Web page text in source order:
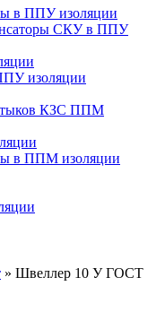
в ППУ изоляции
СКУ в ППУ
изоляции
КЗС ППМ
в ППМ изоляции
» Швеллер 10 У ГОСТ